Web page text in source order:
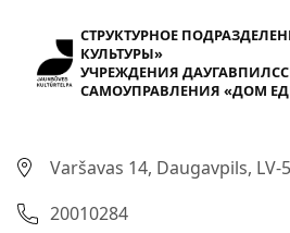
СТРУКТУРНОЕ
КУЛЬТУРЫ»
УЧРЕЖДЕНИЯ
САМОУПРАВЛЕНИЯ «ДОМ
Varšavas 14, Daugavpils, LV-
20010284